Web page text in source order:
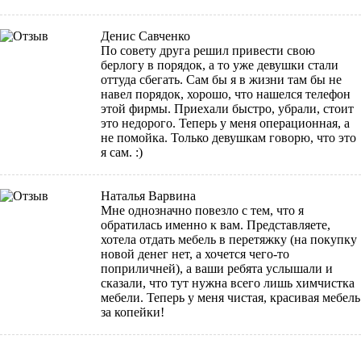
Денис Савченко
По совету друга решил привести свою
берлогу в порядок, а то уже девушки стали
оттуда сбегать. Сам бы я в жизни там бы не
навел порядок, хорошо, что нашелся телефон
этой фирмы. Приехали быстро, убрали, стоит
это недорого. Теперь у меня операционная, а
не помойка. Только девушкам говорю, что это
я сам. :)
Наталья Варвина
Мне однозначно повезло с тем, что я
обратилась именно к вам. Представляете,
хотела отдать мебель в перетяжку (на покупку
новой денег нет, а хочется чего-то
поприличней), а ваши ребята услышали и
сказали, что тут нужна всего лишь химчистка
мебели. Теперь у меня чистая, красивая мебель
за копейки!